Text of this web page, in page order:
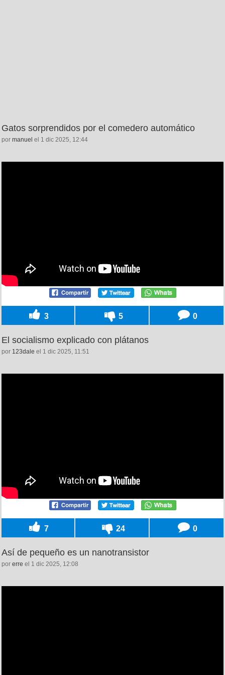
Gatos sorprendidos por el comedero automático
por manuel el 1 dic 2025, 12:44
3 5 0
El socialismo explicado con plátanos
por 123dale el 1 dic 2025, 11:51
7 24 0
Así de pequeño es un nanotransistor
por erre el 1 dic 2025, 12:08